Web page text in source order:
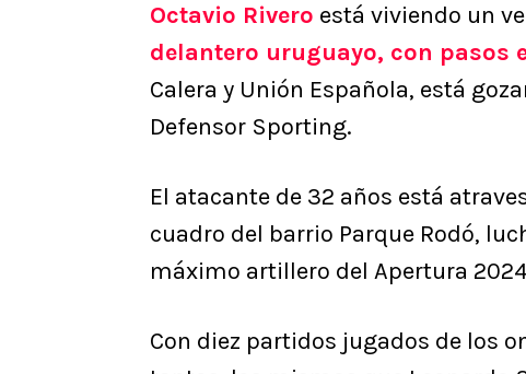
Octavio Rivero está viviendo un
delantero uruguayo, con pasos
Calera y Unión Española, está
Defensor Sporting.
El atacante de 32 años está
cuadro del barrio Parque Rodó,
máximo artillero del Apertura
Con diez partidos jugados de los